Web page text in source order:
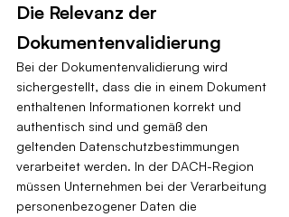
Die Relevanz der
Dokumentenvalidierung
Bei der Dokumentenvalidierung wird
sichergestellt, dass die in einem Dokument
enthaltenen Informationen korrekt und
authentisch sind und gemäß den
geltenden Datenschutzbestimmungen
verarbeitet werden. In der DACH-Region
müssen Unternehmen bei der Verarbeitung
personenbezogener Daten die